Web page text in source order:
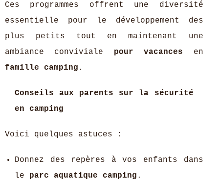
Ces programmes offrent une diversité
essentielle pour le développement des
plus petits tout en maintenant une
ambiance conviviale pour vacances en
famille camping .
Conseils aux parents sur la sécurité
en camping
Voici quelques astuces :
Donnez des repères à vos enfants dans
le parc aquatique camping .